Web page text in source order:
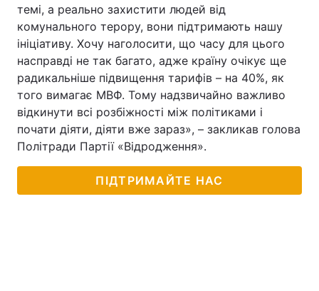
темі, а реально захистити людей від
комунального терору, вони підтримають нашу
ініціативу. Хочу наголосити, що часу для цього
насправді не так багато, адже країну очікує ще
радикальніше підвищення тарифів – на 40%, як
того вимагає МВФ. Тому надзвичайно важливо
відкинути всі розбіжності між політиками і
почати діяти, діяти вже зараз», – закликав голова
Політради Партії «Відродження».
ПІДТРИМАЙТЕ НАС